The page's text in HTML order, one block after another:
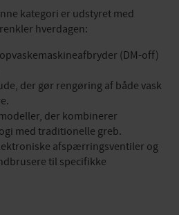
kategori er udstyret med
hverdagen:
(DM-off)
der gør rengøring af både vask
der kombinerer
med traditionelle greb.
afspærringsventiler og
til specifikke